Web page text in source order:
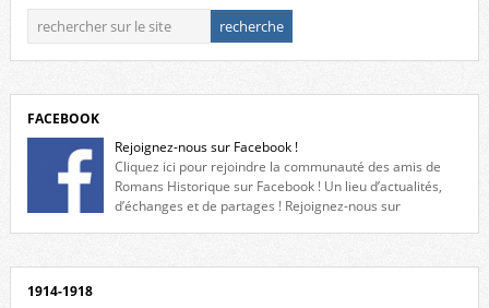
FACEBOOK
Rejoignez-nous sur Facebook !
Cliquez ici pour rejoindre la communauté des amis de
Romans Historique sur Facebook ! Un lieu d’actualités,
d’échanges et de partages ! Rejoignez-nous sur
1914-1918